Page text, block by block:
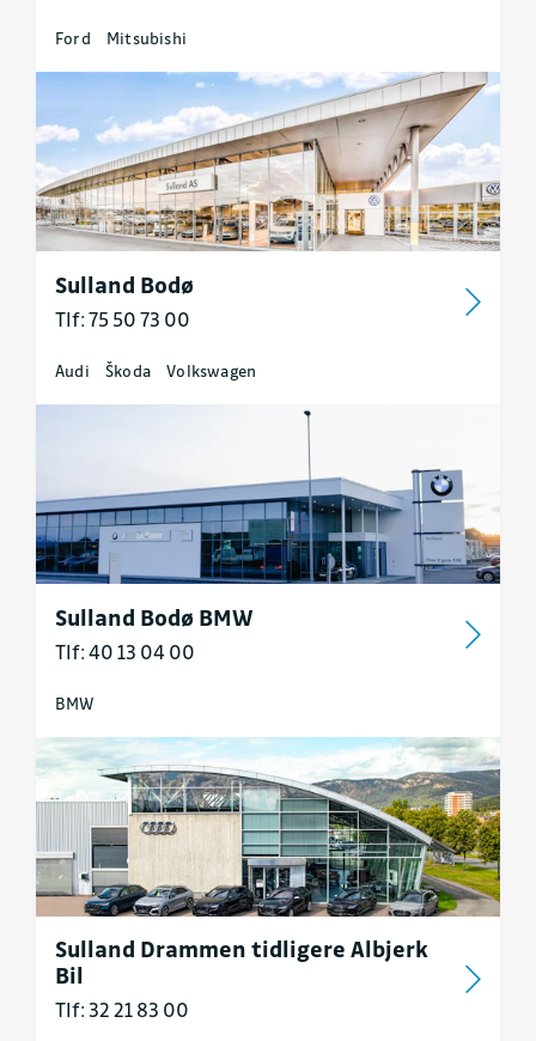
Ford Mitsubishi
Sulland Bodø
Tlf: 75 50 73 00
Audi Škoda Volkswagen
Sulland Bodø BMW
Tlf: 40 13 04 00
BMW
Sulland Drammen tidligere Albjerk
Bil
Tlf: 32 21 83 00